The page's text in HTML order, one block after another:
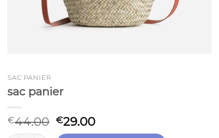
SAC PANIER
sac panier
€44.00 €29.00